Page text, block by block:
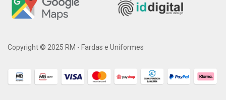
Copyright © 2025 RM - Fardas e Uniformes